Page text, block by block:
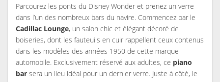
Parcourez les ponts du Disney Wonder et prenez un verre
dans l’un des nombreux bars du navire. Commencez par le
Cadillac Lounge, un salon chic et élégant décoré de
boiseries, dont les fauteuils en cuir rappellent ceux contenus
dans les modèles des années 1950 de cette marque
automobile. Exclusivement réservé aux adultes, ce piano
bar sera un lieu idéal pour un dernier verre. Juste à côté, le